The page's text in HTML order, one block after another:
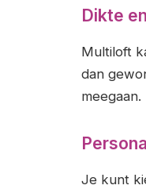
Dikte
Multiloft
dan
meegaan.
Je kunt